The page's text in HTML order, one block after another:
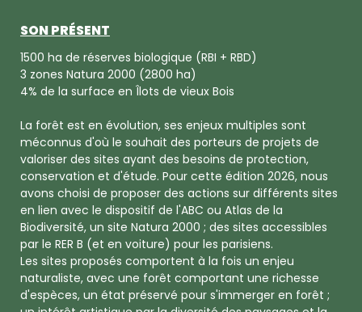
SON PRÉSENT
1500 ha de réserves biologique (RBI + RBD)
3 zones Natura 2000 (2800 ha)
4% de la surface en Îlots de vieux Bois
La forêt est en évolution, ses enjeux multiples sont
méconnus d'où le souhait des porteurs de projets de
valoriser des sites ayant des besoins de protection,
conservation et d'étude. Pour cette édition 2026, nous
avons choisi de proposer des actions sur différents sites
en lien avec le dispositif de l'ABC ou Atlas de la
Biodiversité, un site Natura 2000 ; des sites accessibles
par le RER B (et en voiture) pour les parisiens.
Les sites proposés comportent à la fois un enjeu
naturaliste, avec une forêt comportant une richesse
d'espèces, un état préservé pour s'immerger en forêt ;